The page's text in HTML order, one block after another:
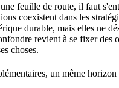
feuille de route, il faut
coexistent dans les
durable, mais elles ne
revient à se fixer des
choses.
un même horizon